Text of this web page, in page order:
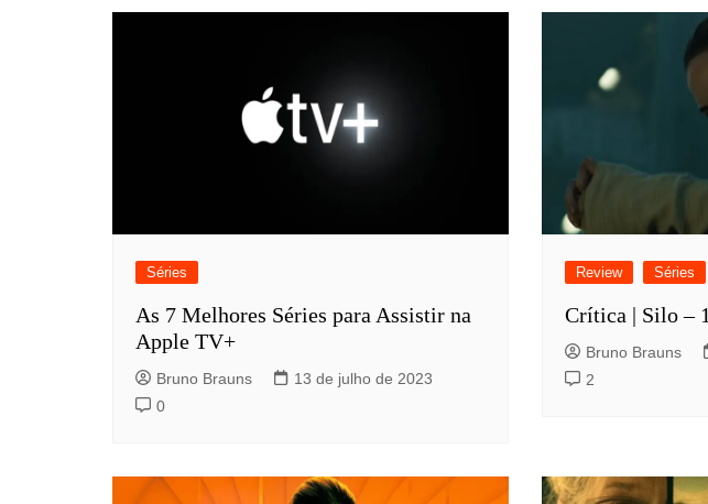
Séries
As 7 Melhores Séries para Assistir na
Apple TV+
Bruno Brauns
13 de julho de 2023
0
Review Séries
Crítica | Silo –
Bruno Brauns
2